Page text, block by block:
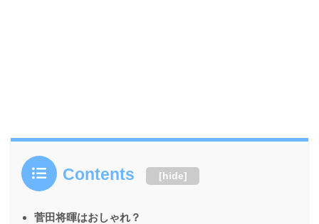
Contents [hide]
菅田将暉はおしゃれ？